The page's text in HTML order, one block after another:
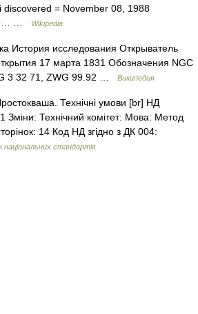
discovered = November 08, 1988
…
Wikipedia
История исследования Открыватель
17 марта 1831 Обозначения NGC
3 32 71, ZWG 99.92 …
Википедия
Технічні умови [br] НД
Зміни: Технічний комітет: Мова: Метод
14 Код НД згідно з ДК 004:
національних стандартів